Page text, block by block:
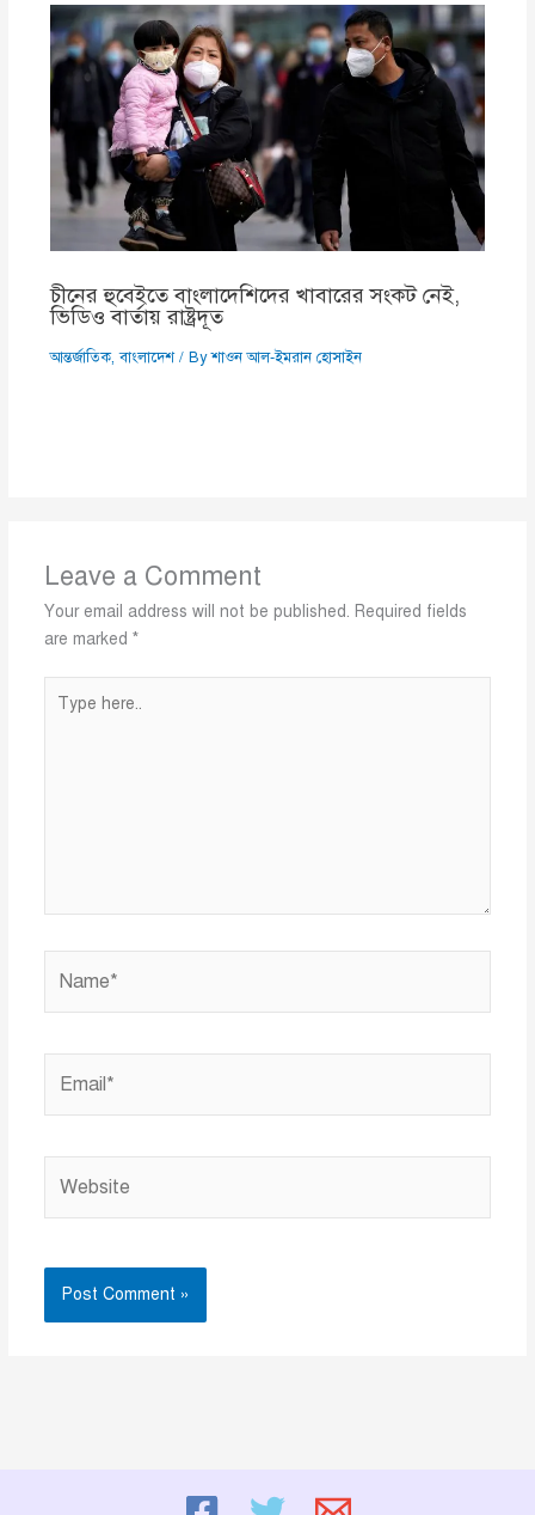
চীনের হুবেইতে বাংলাদেশিদের খাবারের সংকট নেই,
ভিডিও বার্তায় রাষ্ট্রদূত
আন্তর্জাতিক,বাংলাদেশ/ Byশাওন আল-ইমরান হোসাইন
Leave a Comment
Your email address will not be published. Required fields
are marked *
here..